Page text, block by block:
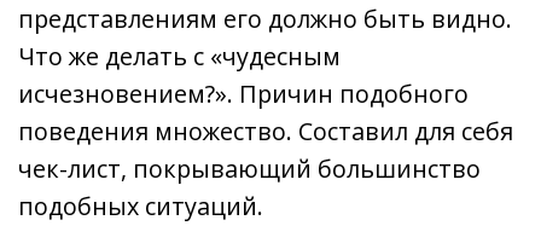
представлениям его должно быть видно.
Что же делать с «чудесным
исчезновением?». Причин подобного
поведения множество. Составил для себя
чек-лист, покрывающий большинство
подобных ситуаций.